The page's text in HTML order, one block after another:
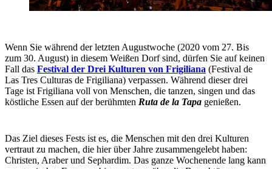
Wenn Sie während der letzten Augustwoche (2020 vom 27. Bis
zum 30. August) in diesem Weißen Dorf sind, dürfen Sie auf keinen
Fall das Festival der Drei Kulturen von Frigiliana (Festival de
Las Tres Culturas de Frigiliana) verpassen. Während dieser drei
Tage ist Frigiliana voll von Menschen, die tanzen, singen und das
köstliche Essen auf der berühmten Ruta de la Tapa genießen.
Das Ziel dieses Fests ist es, die Menschen mit den drei Kulturen
vertraut zu machen, die hier über Jahre zusammengelebt haben:
Christen, Araber und Sephardim. Das ganze Wochenende lang kann